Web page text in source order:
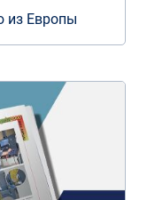
из Европы